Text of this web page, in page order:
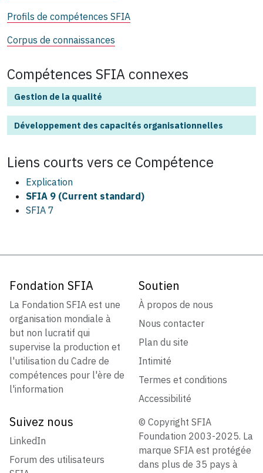
Profils de compétences SFIA
Corpus de connaissances
Compétences SFIA connexes
Gestion de la qualité
Développement des capacités organisationnelles
Liens courts vers ce Compétence
Explication
SFIA 9 (Current standard)
SFIA 7
Fondation SFIA
La Fondation SFIA est une
organisation mondiale à
but non lucratif qui
supervise la production et
l'utilisation du Cadre de
compétences pour l'ère de
l'information
Soutien
À propos de nous
Nous contacter
Plan du site
Intimité
Termes et conditions
Accessibilité
Suivez nous
LinkedIn
Forum des utilisateurs
© Copyright SFIA
Foundation 2003-2025. La
marque SFIA est protégée
dans plus de 35 pays à